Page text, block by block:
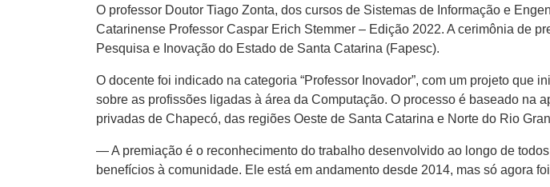
O professor Doutor Tiago Zonta, dos cursos de Sistemas de Informação e
Catarinense Professor Caspar Erich Stemmer – Edição 2022. A cerimônia de
Pesquisa e Inovação do Estado de Santa Catarina (Fapesc).
O docente foi indicado na categoria “Professor Inovador”, com um projeto
sobre as profissões ligadas à área da Computação. O processo é baseado na
privadas de Chapecó, das regiões Oeste de Santa Catarina e Norte do Rio
— A premiação é o reconhecimento do trabalho desenvolvido ao longo de
benefícios à comunidade. Ele está em andamento desde 2014, mas só agora